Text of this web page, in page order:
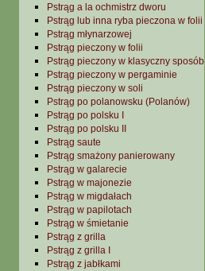
Pstrąg a la ochmistrz dworu
Pstrąg lub inna ryba pieczona w folii
Pstrąg młynarzowej
Pstrąg pieczony w folii
Pstrąg pieczony w klasyczny sposób
Pstrąg pieczony w pergaminie
Pstrąg pieczony w soli
Pstrąg po polanowsku (Polanów)
Pstrąg po polsku I
Pstrąg po polsku II
Pstrąg saute
Pstrąg smażony panierowany
Pstrąg w galarecie
Pstrąg w majonezie
Pstrąg w migdałach
Pstrąg w papilotach
Pstrąg w śmietanie
Pstrąg z grilla
Pstrąg z grilla I
Pstrąg z jabłkami